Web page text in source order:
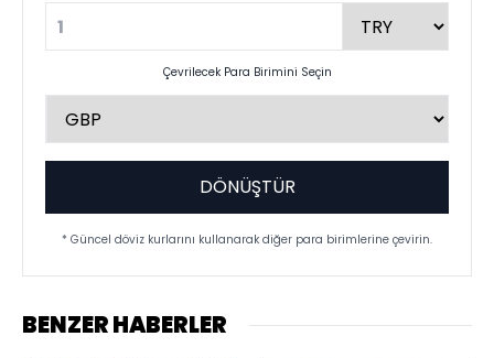
Çevrilecek Para Birimini Seçin
DÖNÜŞTÜR
* Güncel döviz kurlarını kullanarak diğer para birimlerine çevirin.
BENZER HABERLER